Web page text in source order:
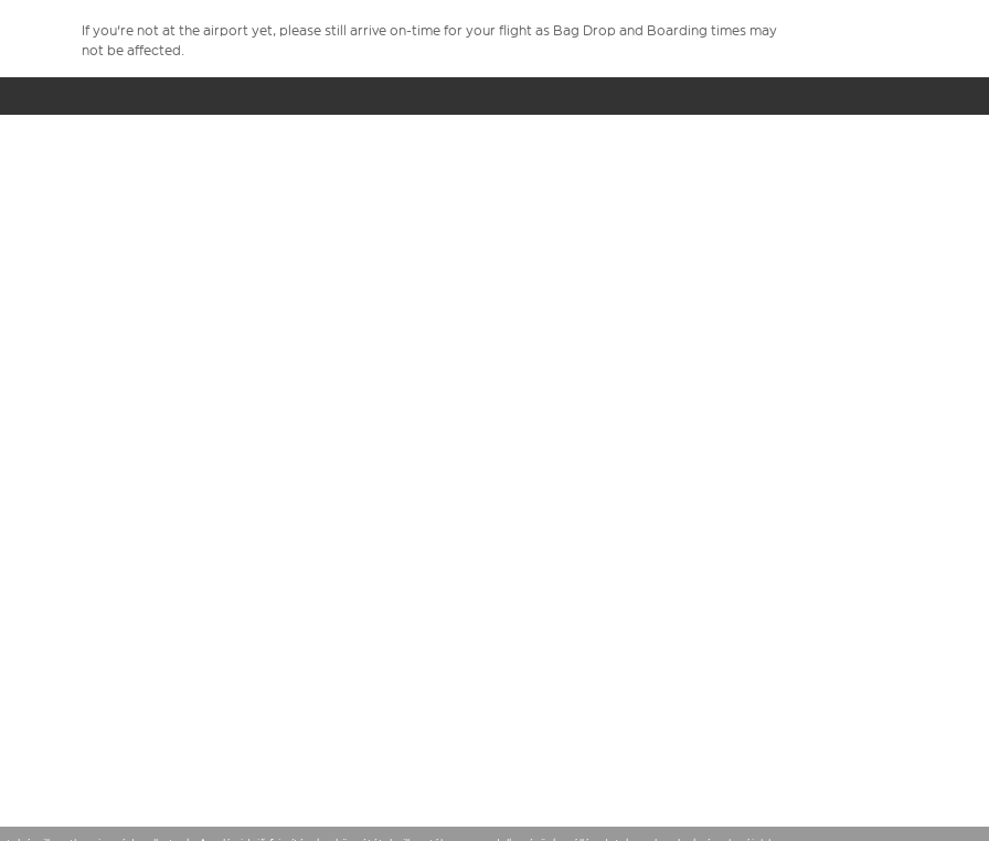
If you're not at the airport yet, please still arrive on-time for your flight as Bag Drop and Boarding times may
not be affected.